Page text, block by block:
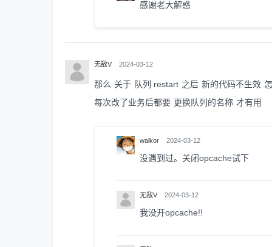
感谢老大解惑
无敌V 2024-03-12
那么 关于 队列 restart 之后 新的代码不生效
每次改了业务后都要 更换队列的名称 才有用
walkor 2024-03-12
没遇到过。关闭opcache试下
无敌V 2024-03-12
我没开opcache!!